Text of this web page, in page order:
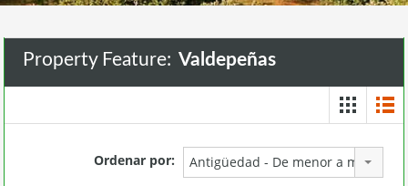
Property Feature: Valdepeñas
Ordenar por: Antigüedad - De menor a mayor